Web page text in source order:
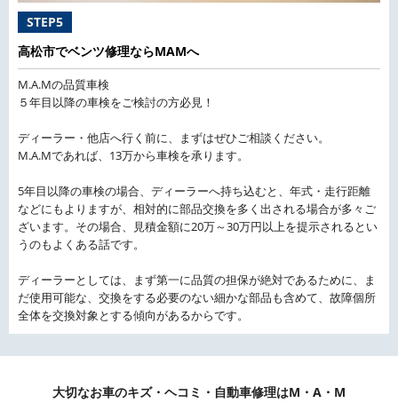
STEP5
高松市でベンツ修理ならMAMへ
M.A.Mの品質車検
５年目以降の車検をご検討の方必見！
ディーラー・他店へ行く前に、まずはぜひご相談ください。
M.A.Mであれば、13万から車検を承ります。
5年目以降の車検の場合、ディーラーへ持ち込むと、年式・走行距離
などにもよりますが、相対的に部品交換を多く出される場合が多々ご
ざいます。その場合、見積金額に20万～30万円以上を提示されるとい
うのもよくある話です。
ディーラーとしては、まず第一に品質の担保が絶対であるために、ま
だ使用可能な、交換をする必要のない細かな部品も含めて、故障個所
全体を交換対象とする傾向があるからです。
大切なお車のキズ・ヘコミ・自動車修理はM・A・M